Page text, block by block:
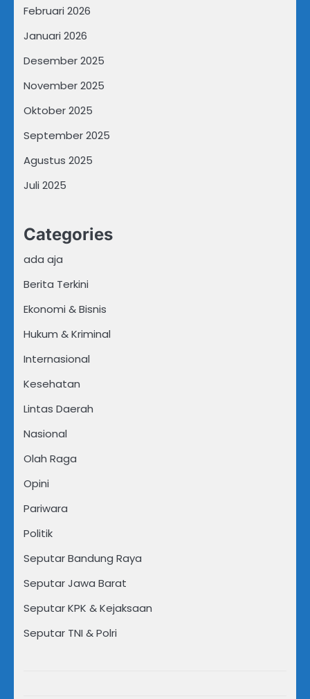
Februari 2026
Januari 2026
Desember 2025
November 2025
Oktober 2025
September 2025
Agustus 2025
Juli 2025
Categories
ada aja
Berita Terkini
Ekonomi & Bisnis
Hukum & Kriminal
Internasional
Kesehatan
Lintas Daerah
Nasional
Olah Raga
Opini
Pariwara
Politik
Seputar Bandung Raya
Seputar Jawa Barat
Seputar KPK & Kejaksaan
Seputar TNI & Polri